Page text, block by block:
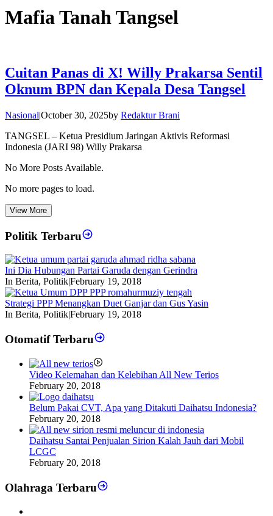
Mafia Tanah Tangsel
Cuitan Panas di X! Willy Prakarsa Sentil
Oknum BPN dan Kepala Desa Tangsel
Nasional|October 30, 2025by Redaktur Brani
TANGSEL – Ketua Presidium Jaringan Aktivis Reformasi
Indonesia (JARI 98) Willy Prakarsa
No More Posts Available.
No more pages to load.
View More
Politik Terbaru
Ini Dia Hubungan Partai Garuda dengan Gerindra
In Berita, Politik|February 19, 2018
Strategi PPP Menangkan Duet Ganjar dan Gus Yasin
In Berita, Politik|February 19, 2018
Otomatif Terbaru
Video Kelemahan dan Kelebihan All New Terios
February 20, 2018
Belum Pakai CVT, Apa yang Ditakuti Daihatsu Indonesia?
February 20, 2018
Daihatsu Santai Penjualan Sirion Kalah Jauh dari Mobil
LCGC
February 20, 2018
Olahraga Terbaru